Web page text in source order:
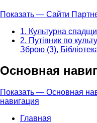
Показать — Сайти
1. Культурна
2. Путівник по
Зброю (3),
Основная
Показать — Основная
навигация
Главная